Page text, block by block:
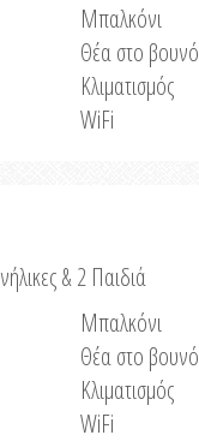
Μπαλκόνι
Θέα στο βουνό
Κλιματισμός
WiFi
& 2 Παιδιά
Μπαλκόνι
Θέα στο βουνό
Κλιματισμός
WiFi